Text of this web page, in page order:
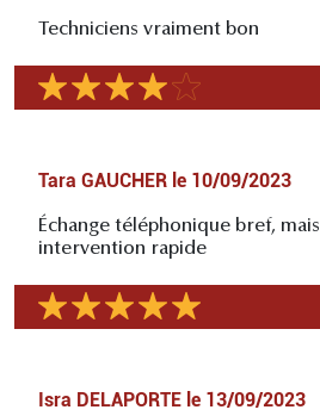
Techniciens vraiment bon
Tara GAUCHER le 10/09/2023
Échange téléphonique bref, mais
intervention rapide
Isra DELAPORTE le 13/09/2023